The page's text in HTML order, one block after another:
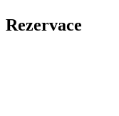
Rezervace